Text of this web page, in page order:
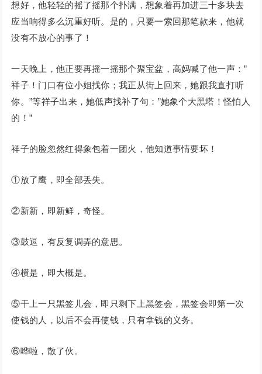
想好，他轻轻的摇了摇那个扑满，想象着再加进三十多块去
应当响得多么沉重好听。是的，只要一索回那笔款来，他就
没有不放心的事了！
一天晚上，他正要再摇一摇那个聚宝盆，高妈喊了他一声：”
祥子！门口有位小姐找你；我正从街上回来，她跟我直打听
你。”等祥子出来，她低声找补了句：”她象个大黑塔！怪怕人
的！”
祥子的脸忽然红得象包着一团火，他知道事情要坏！
①放了鹰，即全部丢失。
②新新，即新鲜，奇怪。
③鼓逗，有反复调弄的意思。
④横是，即大概是。
⑤干上一只黑签儿会，即只剩下上黑签会，黑签会即第一次
使钱的人，以后不会再使钱，只有拿钱的义务。
⑥哗啦，散了伙。